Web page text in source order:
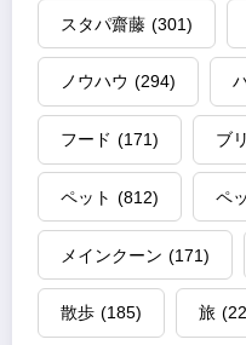
スタパ齋藤 (301)
ノウハウ (294)
フード (171) ブ
ペット (812) ペ
メインクーン (171)
散歩 (185) 旅